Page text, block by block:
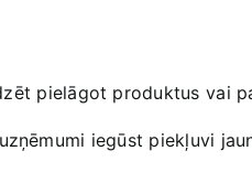
pielāgot produktus⁢ vai
iegūst piekļuvi